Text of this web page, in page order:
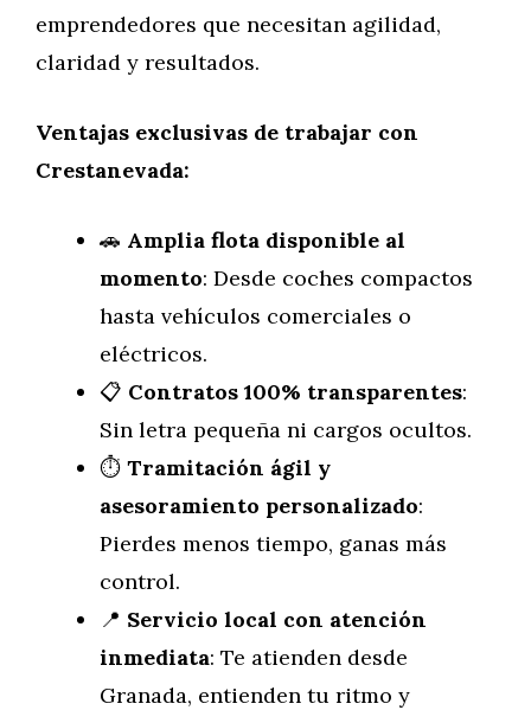
emprendedores que necesitan agilidad,
claridad y resultados.
Ventajas exclusivas de trabajar con
Crestanevada:
🚗 Amplia flota disponible al
momento: Desde coches compactos
hasta vehículos comerciales o
eléctricos.
📋 Contratos 100% transparentes:
Sin letra pequeña ni cargos ocultos.
⏱️ Tramitación ágil y
asesoramiento personalizado:
Pierdes menos tiempo, ganas más
control.
📍 Servicio local con atención
inmediata: Te atienden desde
Granada, entienden tu ritmo y